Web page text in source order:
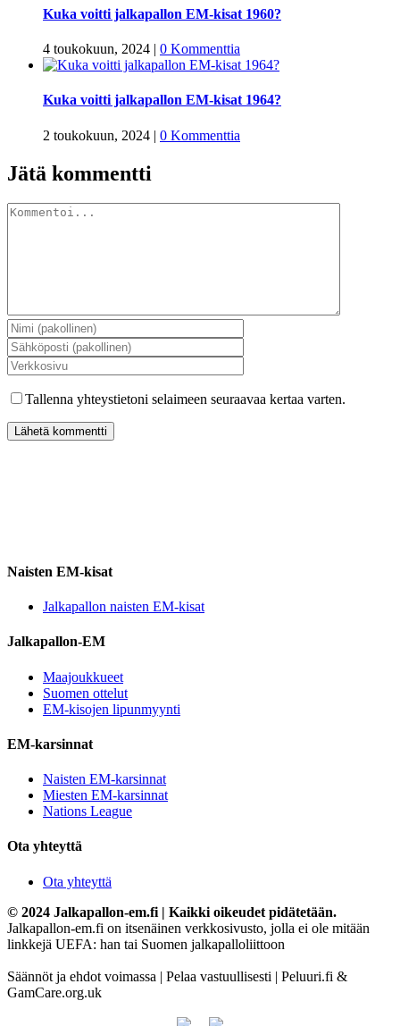
Kuka voitti jalkapallon EM-kisat 1960?
4 toukokuun, 2024 | 0 Kommenttia
Kuka voitti jalkapallon EM-kisat 1964?
2 toukokuun, 2024 | 0 Kommenttia
Jätä kommentti
Kommentti
Tallenna yhteystietoni selaimeen seuraavaa kertaa varten.
Naisten EM-kisat
Jalkapallon naisten EM-kisat
Jalkapallon-EM
Maajoukkueet
Suomen ottelut
EM-kisojen lipunmyynti
EM-karsinnat
Naisten EM-karsinnat
Miesten EM-karsinnat
Nations League
Ota yhteyttä
Ota yhteyttä
© 2024 Jalkapallon-em.fi | Kaikki oikeudet pidätetään.
Jalkapallon-em.fi on itsenäinen verkkosivusto, jolla ei ole mitään
linkkejä UEFA: han tai Suomen jalkapalloliittoon
Säännöt ja ehdot voimassa | Pelaa vastuullisesti | Peluuri.fi &
GamCare.org.uk